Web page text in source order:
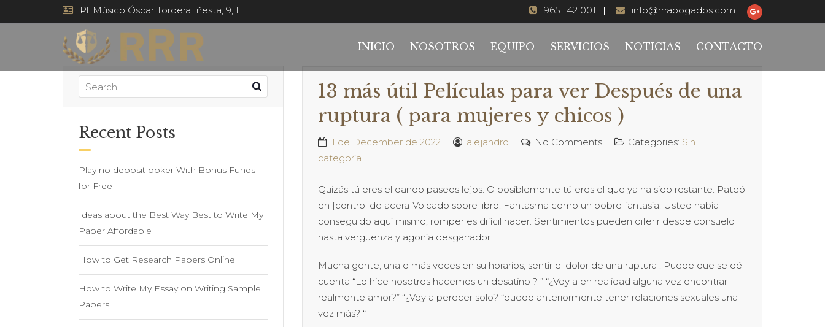
Pl. Músico Óscar Tordera Iñesta, 9, E 965 142 001 info@rrrabogados.com
INICIO NOSOTROS EQUIPO SERVICIOS NOTICIAS CONTACTO
Recent Posts
Play no deposit poker With Bonus Funds
for Free
Ideas about the Best Way Best to Write My
Paper Affordable
How to Get Research Papers Online
How to Write My Essay on Writing Sample
Papers
13 más útil Películas para ver Después de una
ruptura ( para mujeres y chicos )
1 de December de 2022 alejandro No Comments Categories: Sin
categoría
Quizás tú eres el dando paseos lejos. O posiblemente tú eres el que ya ha sido restante. Pateó
en {control de acera|Volcado sobre libro. Fantasma como un pobre fantasía. Usted había
conseguido aquí mismo, romper es difícil hacer. Sentimientos pueden diferir desde consuelo
hasta vergüenza y agonía desgarrador.
Mucha gente, una o más veces en su horarios, sentir el dolor de una ruptura . Puede que se dé
cuenta “Lo hice nosotros hacemos un desatino ? ” “¿Voy a en realidad alguna vez encontrar
realmente amor?” “¿Voy a perecer solo? “puedo anteriormente tener relaciones sexuales una
vez más? “